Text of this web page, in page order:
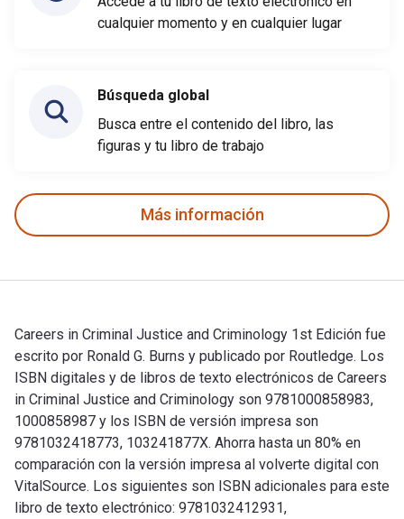
cualquier momento y en cualquier lugar
Búsqueda global
Busca entre el contenido del libro, las
figuras y tu libro de trabajo
Más información
Careers in Criminal Justice and Criminology 1st Edición fue
escrito por Ronald G. Burns y publicado por Routledge. Los
ISBN digitales y de libros de texto electrónicos de Careers
in Criminal Justice and Criminology son 9781000858983,
1000858987 y los ISBN de versión impresa son
9781032418773, 103241877X. Ahorra hasta un 80% en
comparación con la versión impresa al volverte digital con
VitalSource. Los siguientes son ISBN adicionales para este
libro de texto electrónico: 9781032412931,